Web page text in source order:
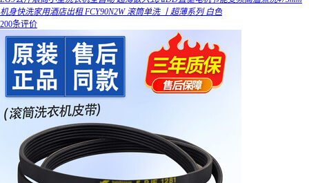
机身快洗家用酒店出租 FCY90N2W 滚筒单洗 丨超薄系列 白色
200条评价